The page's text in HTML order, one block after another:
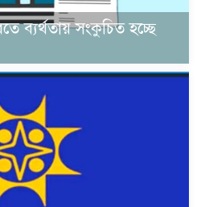
ব্যর্থতায় সংকুচিত হচ্ছে